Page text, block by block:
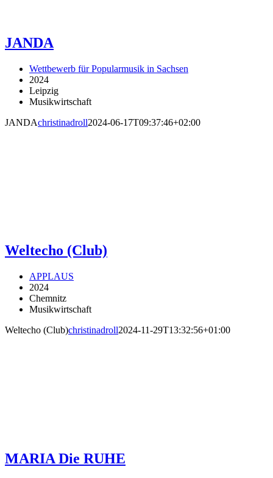
JANDA
Wettbewerb für Popularmusik in Sachsen
2024
Leipzig
Musikwirtschaft
JANDAchristinadroll2024-06-17T09:37:46+02:00
Weltecho (Club)
APPLAUS
2024
Chemnitz
Musikwirtschaft
Weltecho (Club)christinadroll2024-11-29T13:32:56+01:00
MARIA Die RUHE